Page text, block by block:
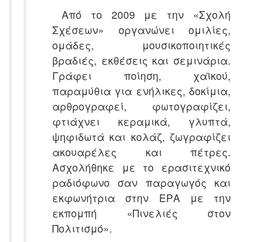
Από το 2009 με την «Σχολή
Σχέσεων» οργανώνει ομιλίες,
ομάδες, μουσικοποιητικές
βραδιές, εκθέσεις και σεμινάρια.
Γράφει ποίηση, χαϊκού,
παραμύθια για ενήλικες, δοκίμια,
αρθρογραφεί, φωτογραφίζει,
φτιάχνει κεραμικά, γλυπτά,
ψηφιδωτά και κολάζ, ζωγραφίζει
ακουαρέλες και πέτρες.
Ασχολήθηκε με το ερασιτεχνικό
ραδιόφωνο σαν παραγωγός και
εκφωνήτρια στην ΕΡΑ με την
εκπομπή «Πινελιές στον
Πολιτισμό».